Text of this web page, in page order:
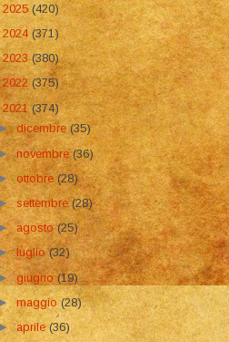
2025(420)
2024 (371)
2023(380)
2022 (375)
2021(374)
dicembre(35)
novembre(36)
ottobre(28)
settembre(28)
agosto(25)
luglio(32)
giugno(19)
►maggio(28)
aprile(36)